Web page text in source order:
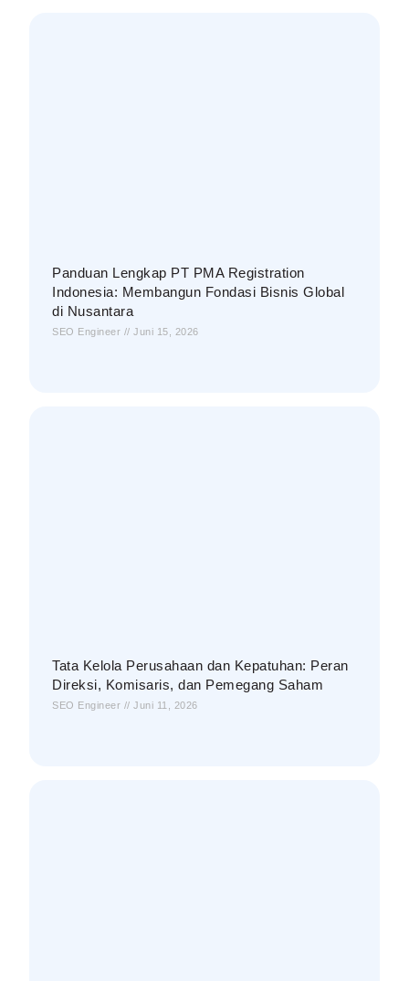
Panduan Lengkap PT PMA Registration
Indonesia: Membangun Fondasi Bisnis Global
di Nusantara
SEO Engineer Juni 15, 2026
Tata Kelola Perusahaan dan Kepatuhan: Peran
Direksi, Komisaris, dan Pemegang Saham
SEO Engineer Juni 11, 2026